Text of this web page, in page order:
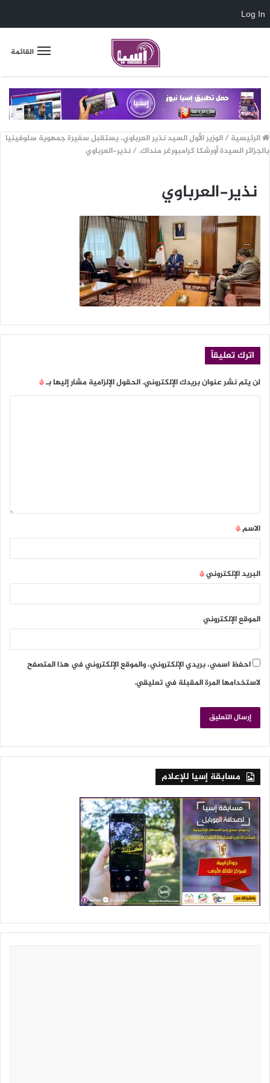
القائمة
الرئيسية /الوزير الأول السيد نذير العرباوي، يستقبل سفيرة جمهوية سلوفينيا
بالجزائر السيدة أورشكا كرامبورغر منداك. /نذير-العرباوي
نذير-العرباوي
اترك تعليقاً
لن يتم نشر عنوان بريدك الإلكتروني.الحقول الإلزامية مشار إليها بـ*
الاسم*
البريد الإلكتروني*
الموقع الإلكتروني
احفظ اسمي، بريدي الإلكتروني، والموقع الإلكتروني في هذا المتصفح
لاستخدامها المرة المقبلة في تعليقي.
مسابقة إسيا للإعلام
Log In